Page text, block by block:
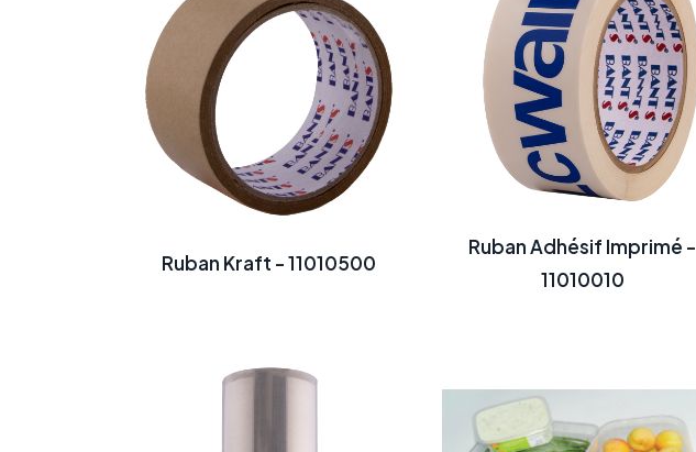
Ruban Kraft - 11010500
Ruban Adhésif Imprimé -
11010010